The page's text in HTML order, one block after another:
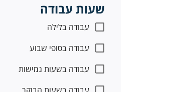
שעות עבודה
עבודה בלילה
עבודה בסופי שבוע
עבודה בשעות גמישות